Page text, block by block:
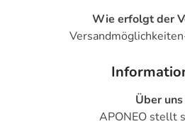
Wie erfolgt der
Über uns
APONEO stellt